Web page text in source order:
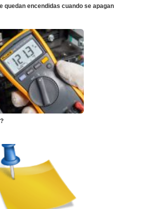
quedan encendidas cuando se apagan